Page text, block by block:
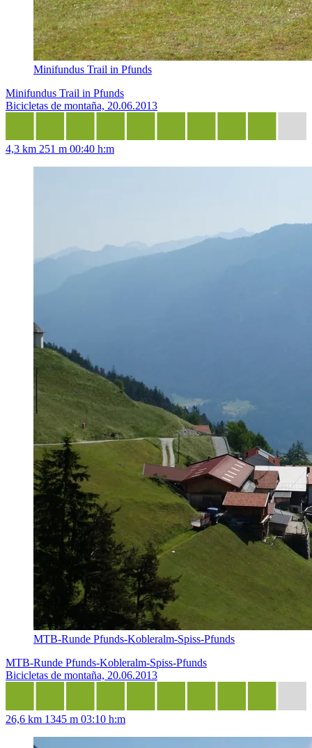
Minifundus Trail in Pfunds
Minifundus Trail in Pfunds
Bicicletas de montaña, 20.06.2013
4,3 km 251 m 00:40 h:m
MTB-Runde Pfunds-Kobleralm-Spiss-Pfunds
MTB-Runde Pfunds-Kobleralm-Spiss-Pfunds
Bicicletas de montaña, 20.06.2013
26,6 km 1345 m 03:10 h:m